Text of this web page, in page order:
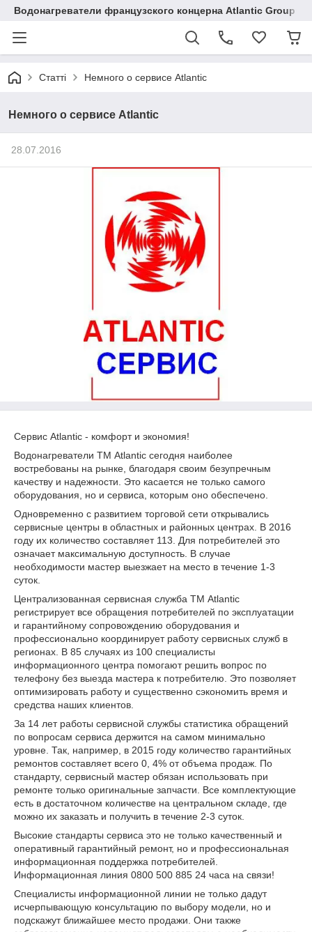
Водонагреватели французского концерна Atlantic Group в
Статті Немного о сервисе Atlantic
Немного о сервисе Atlantic
28.07.2016
Сервис Atlantic - комфорт и экономия!
Водонагреватели ТМ Atlantic сегодня наиболее
востребованы на рынке, благодаря своим безупречным
качеству и надежности. Это касается не только самого
оборудования, но и сервиса, которым оно обеспечено.
Одновременно с развитием торговой сети открывались
сервисные центры в областных и районных центрах. В 2016
году их количество составляет 113. Для потребителей это
означает максимальную доступность. В случае
необходимости мастер выезжает на место в течение 1-3
суток.
Централизованная сервисная служба ТМ Atlantic
регистрирует все обращения потребителей по эксплуатации
и гарантийному сопровождению оборудования и
профессионально координирует работу сервисных служб в
регионах. В 85 случаях из 100 специалисты
информационного центра помогают решить вопрос по
телефону без выезда мастера к потребителю. Это позволяет
оптимизировать работу и существенно сэкономить время и
средства наших клиентов.
За 14 лет работы сервисной службы статистика обращений
по вопросам сервиса держится на самом минимально
уровне. Так, например, в 2015 году количество гарантийных
ремонтов составляет всего 0, 4% от объема продаж. По
стандарту, сервисный мастер обязан использовать при
ремонте только оригинальные запчасти. Все комплектующие
есть в достаточном количестве на центральном складе, где
можно их заказать и получить в течение 2-3 суток.
Высокие стандарты сервиса это не только качественный и
оперативный гарантийный ремонт, но и профессиональная
информационная поддержка потребителей.
Информационная линия 0800 500 885 24 часа на связи!
Специалисты информационной линии не только дадут
исчерпывающую консультацию по выбору модели, но и
подскажут ближайшее место продажи. Они также